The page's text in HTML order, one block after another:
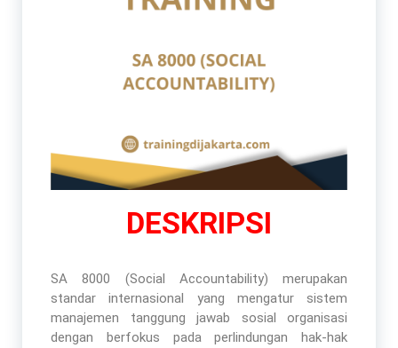
DESKRIPSI
SA 8000 (Social Accountability) merupakan
standar internasional yang mengatur sistem
manajemen tanggung jawab sosial organisasi
dengan berfokus pada perlindungan hak-hak